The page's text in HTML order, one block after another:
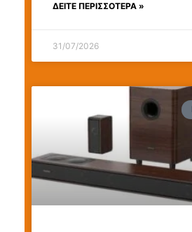
ΔΕΊΤΕ ΠΕΡΙΣΣΟΤΕΡΑ »
31/07/2026